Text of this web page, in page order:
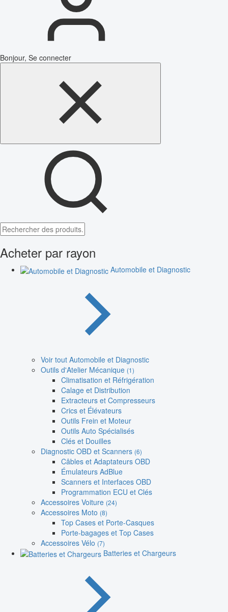
Bonjour, Se connecter
Acheter par rayon
Automobile et Diagnostic
Voir tout Automobile et Diagnostic
Outils d'Atelier Mécanique (1)
Climatisation et Réfrigération
Calage et Distribution
Extracteurs et Compresseurs
Crics et Élévateurs
Outils Frein et Moteur
Outils Auto Spécialisés
Clés et Douilles
Diagnostic OBD et Scanners (6)
Câbles et Adaptateurs OBD
Émulateurs AdBlue
Scanners et Interfaces OBD
Programmation ECU et Clés
Accessoires Voiture (24)
Accessoires Moto (8)
Top Cases et Porte-Casques
Porte-bagages et Top Cases
Accessoires Vélo (7)
Batteries et Chargeurs